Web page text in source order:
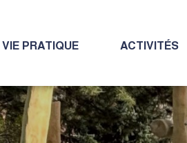
VIE PRATIQUE ACTIVITÉS